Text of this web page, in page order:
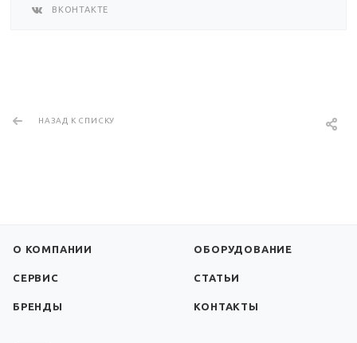
ВКОНТАКТЕ
НАЗАД К СПИСКУ
О КОМПАНИИ ОБОРУДОВАНИЕ
СЕРВИС СТАТЬИ
БРЕНДЫ КОНТАКТЫ